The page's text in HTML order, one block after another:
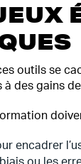
outils se
des gains
encadrer